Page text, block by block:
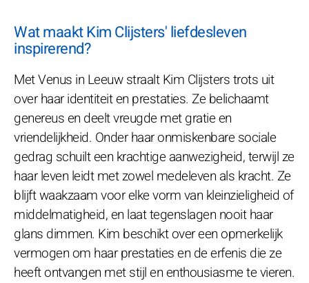
Wat maakt Kim Clijsters' liefdesleven
inspirerend?
Met Venus in Leeuw straalt Kim Clijsters trots uit
over haar identiteit en prestaties. Ze belichaamt
genereus en deelt vreugde met gratie en
vriendelijkheid. Onder haar onmiskenbare sociale
gedrag schuilt een krachtige aanwezigheid, terwijl ze
haar leven leidt met zowel medeleven als kracht. Ze
blijft waakzaam voor elke vorm van kleinzieligheid of
middelmatigheid, en laat tegenslagen nooit haar
glans dimmen. Kim beschikt over een opmerkelijk
vermogen om haar prestaties en de erfenis die ze
heeft ontvangen met stijl en enthousiasme te vieren.